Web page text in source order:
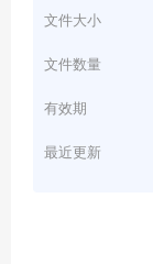
文件大小
文件数量
有效期
最近更新